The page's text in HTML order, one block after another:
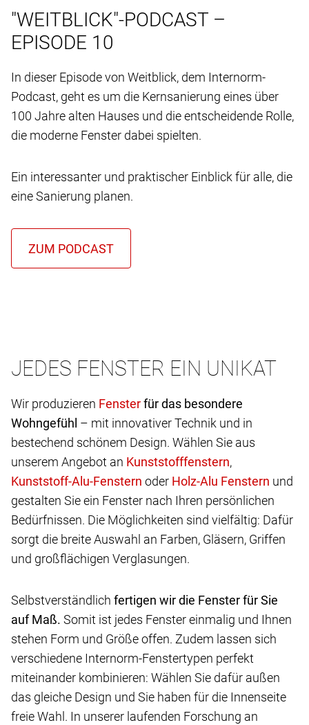
"WEITBLICK"-PODCAST –
EPISODE 10
In dieser Episode von Weitblick, dem Internorm-
Podcast, geht es um die Kernsanierung eines über
100 Jahre alten Hauses und die entscheidende Rolle,
die moderne Fenster dabei spielten.
Ein interessanter und praktischer Einblick für alle, die
eine Sanierung planen.
JEDES FENSTER EIN UNIKAT
Wir produzieren
für das besondere
Wohngefühl – mit innovativer Technik und in
bestechend schönem Design. Wählen Sie aus
unserem Angebot an
,
oder
und
gestalten Sie ein Fenster nach Ihren persönlichen
Bedürfnissen. Die Möglichkeiten sind vielfältig: Dafür
sorgt die breite Auswahl an Farben, Gläsern, Griffen
und großflächigen Verglasungen.
Selbstverständlich fertigen wir die Fenster für Sie
auf Maß. Somit ist jedes Fenster einmalig und Ihnen
stehen Form und Größe offen. Zudem lassen sich
verschiedene Internorm-Fenstertypen perfekt
miteinander kombinieren: Wählen Sie dafür außen
das gleiche Design und Sie haben für die Innenseite
freie Wahl. In unserer laufenden Forschung an